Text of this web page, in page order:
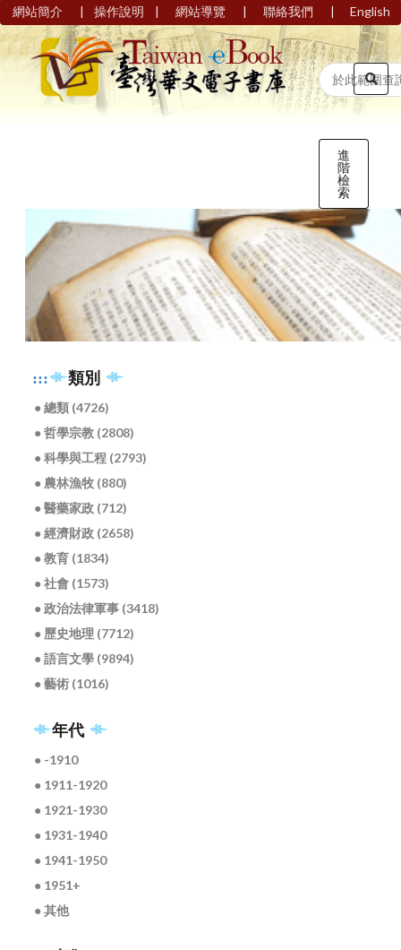
網站簡介 | 操作說明 | 網站導覽 | 聯絡我們 | English
進
階
檢
索
::: 類別
● 總類 (4726)
● 哲學宗教 (2808)
● 科學與工程 (2793)
● 農林漁牧 (880)
● 醫藥家政 (712)
● 經濟財政 (2658)
● 教育 (1834)
● 社會 (1573)
● 政治法律軍事 (3418)
● 歷史地理 (7712)
● 語言文學 (9894)
● 藝術 (1016)
年代
● -1910
● 1911-1920
● 1921-1930
● 1931-1940
● 1941-1950
● 1951+
● 其他